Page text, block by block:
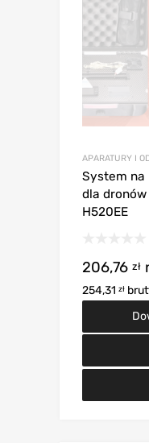
APARATURY I
System na
dla dronów
H520EE
206,76 zł
254,31 zł